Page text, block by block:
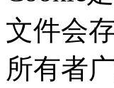
文件会
所有者广